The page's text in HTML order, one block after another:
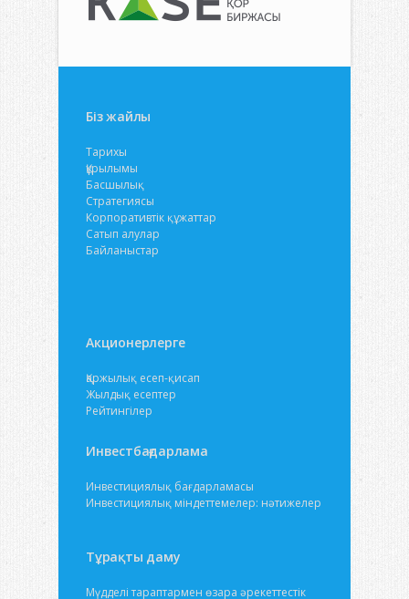
Біз жайлы
Тарихы
Құрылымы
Басшылық
Стратегиясы
Корпоративтік құжаттар
Сатып алулар
Байланыстар
Акционерлерге
Қаржылық есеп-қисап
Жылдық есептер
Рейтингілер
Инвестбағдарлама
Инвестициялық бағдарламасы
Инвестициялық міндеттемелер: нәтижелер
Тұрақты даму
Мүдделі тараптармен өзара әрекеттестік